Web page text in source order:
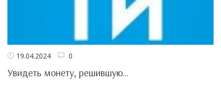
19.04.2024 0
Увидеть монету, решившую...